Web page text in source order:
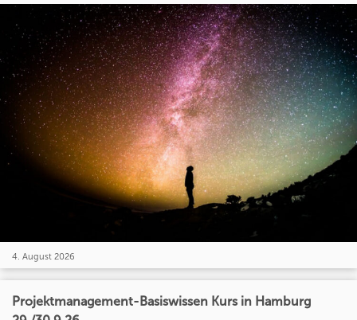
4. August 2026
Projektmanagement-Basiswissen Kurs in Hamburg